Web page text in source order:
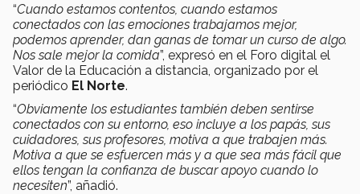
“Cuando estamos contentos, cuando estamos
conectados con las emociones trabajamos mejor,
podemos aprender, dan ganas de tomar un curso de algo.
Nos sale mejor la comida”, expresó en el Foro digital el
Valor de la Educación a distancia, organizado por el
periódico El Norte.
“Obviamente los estudiantes también deben sentirse
conectados con su entorno, eso incluye a los papás, sus
cuidadores, sus profesores, motiva a que trabajen más.
Motiva a que se esfuercen más y a que sea más fácil que
ellos tengan la confianza de buscar apoyo cuando lo
necesiten”, añadió.